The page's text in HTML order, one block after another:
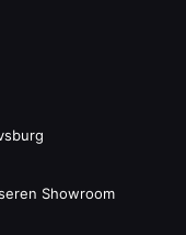
Showroom